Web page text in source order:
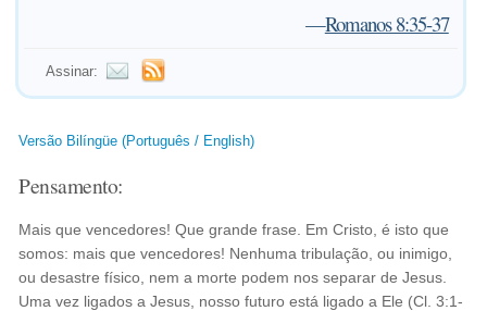
—Romanos 8:35-37
Assinar:
Versão Bilíngüe (Português / English)
Pensamento:
Mais que vencedores! Que grande frase. Em Cristo, é isto que
somos: mais que vencedores! Nenhuma tribulação, ou inimigo,
ou desastre físico, nem a morte podem nos separar de Jesus.
Uma vez ligados a Jesus, nosso futuro está ligado a Ele (Cl. 3:1-